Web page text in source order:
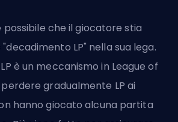
possibile che il giocatore stia
LP" nella sua lega.
è un meccanismo in League of
gradualmente LP ai
hanno giocato alcuna partita